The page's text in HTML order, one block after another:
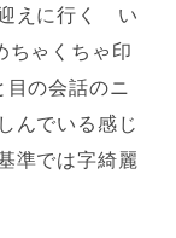
えに行く い
ちゃくちゃ印
の会話のニ
んでいる感じ
準では字綺麗